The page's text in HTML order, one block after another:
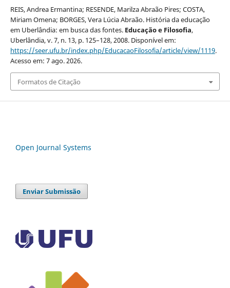
REIS, Andrea Ermantina; RESENDE, Marilza Abraão Pires; COSTA,
Miriam Omena; BORGES, Vera Lúcia Abraão. História da educação
em Uberlândia: em busca das fontes. Educação e Filosofia,
Uberlândia, v. 7, n. 13, p. 125–128, 2008. Disponível em:
https://seer.ufu.br/index.php/EducacaoFilosofia/article/view/1119.
Acesso em: 7 ago. 2026.
Formatos de Citação
Open Journal Systems
Enviar Submissão